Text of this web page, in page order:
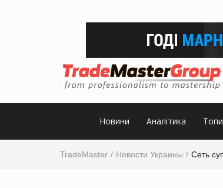
Новини Аналітика
TradeMaster Новости Украины Сеть